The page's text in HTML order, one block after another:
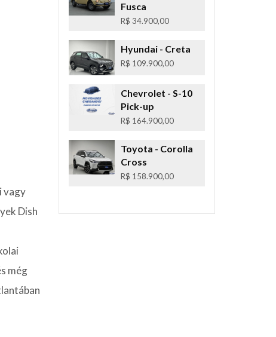
vagy
Dish
még
Fusca
R$ 34.900,00
Hyundai - Creta
R$ 109.900,00
Chevrolet - S-10
Pick-up
R$ 164.900,00
Toyota - Corolla
Cross
R$ 158.900,00